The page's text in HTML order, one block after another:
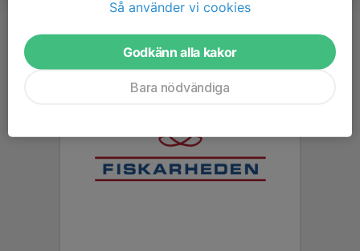
Så använder vi cookies
Godkänn alla kakor
Bara nödvändiga